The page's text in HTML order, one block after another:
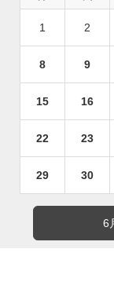
1 2
8 9
15 16
22 23
29 30
6